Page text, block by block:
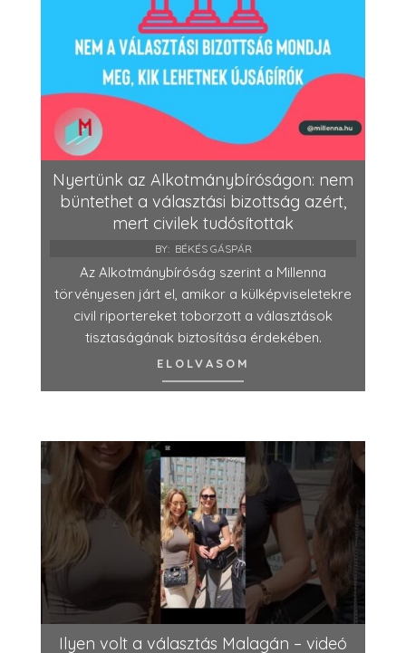
Nyertünk az Alkotmánybíróságon: nem
büntethet a választási bizottság azért,
mert civilek tudósítottak
BY: BÉKÉS GÁSPÁR
Az Alkotmánybíróság szerint a Millenna
törvényesen járt el, amikor a külképviseletekre
civil riportereket toborzott a választások
tisztaságának biztosítása érdekében.
ELOLVASOM
Ilyen volt a választás Malagán – videó